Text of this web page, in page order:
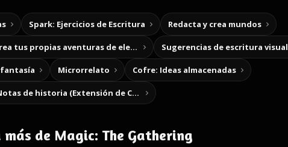
Spark: Ejercicios de Escritura Redacta y crea mundos
Crea tus propias aventuras de elección Sugerencias de escritura visual
fantasía Microrrelato Cofre: Ideas almacenadas
Notas de historia (Extensión de Chrome)
más de Magic: The Gathering